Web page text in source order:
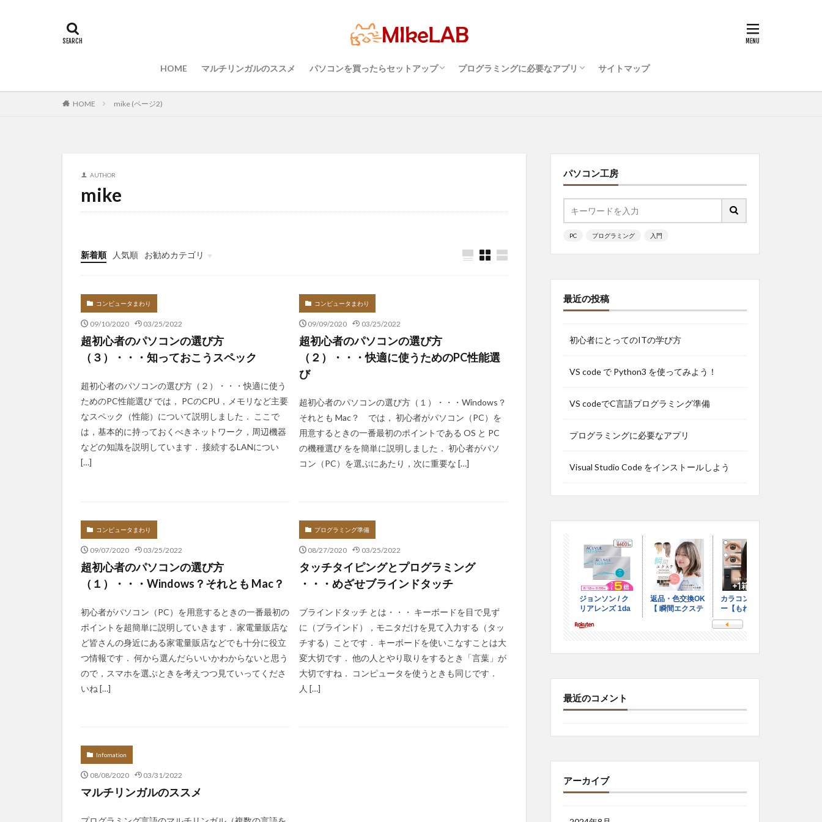
HOME マルチリンガルのススメ パソコンを買ったらセットアップ
超初心者のパソコンの選び方（３）・・・知
超初心者のパソコンの選び方（１）・・・
超初心者のパソコンの選び方（２）・・・快
プログラミングに必要なアプリ
プログラミングを行うためのコンピュータ環
パソコンのセキュリティ対策を行おう
Visual Studio Code をインストールしよう
タッチタイピングとプログラミング ・・・
サイトマップ
HOME mike (ページ2)
AUTHOR
mike
新着順 人気順
お勧めカテゴリ
Infomation
コンピュータまわり
09/10/2020 03/25/2022
超初心者のパソコンの選び方
（３）・・・知っておこうスペック
超初心者のパソコンの選び方（２）・・・快適に使う
ためのPC性能選び では， PCのCPU，メモリなど主要
なスペック（性能）について説明しました． ここで
は，基本的に持っておくべきネットワーク，周辺機器
などの知識を説明しています． 接続するLANについ
[…]
コンピュータまわり
09/09/2020 03/25/2022
超初心者のパソコンの選び方
（２）・・・快適に使うためのPC性能選
び
超初心者のパソコンの選び方（１）・・・Windows？
それとも Mac？ では， 初心者がパソコン（PC）を
用意するときの一番最初のポイントである OS と PC
の機種選び をを簡単に説明しました． 初心者がパソ
コン（PC）を選ぶにあたり，次に重要な […]
コンピュータまわり
09/07/2020 03/25/2022
超初心者のパソコンの選び方
（１）・・・Windows？それとも Mac？
初心者がパソコン（PC）を用意するときの一番最初の
ポイントを超簡単に説明していきます． 家電量販店な
ど皆さんの身近にある家電量販店などでも十分に役立
つ情報です． 何から選んだらいいかわからないと思う
ので，スマホを選ぶときを考えつつ見ていってくださ
いね […]
プログラミング準備
08/27/2020 03/25/2022
タッチタイピングとプログラミング
・・・めざせブラインドタッチ
ブラインドタッチ とは・・・ キーボードを目で見ず
に（ブラインド），モニタだけを見て入力する（タッ
チする）ことです． キーボードを使いこなすことは大
変大切です． 他の人とやり取りをするとき「言葉」が
大切ですね． コンピュータを使うときも同じです．
人 […]
Infomation
08/08/2020 03/31/2022
マルチリンガルのススメ
パソコン工房
PC プログラミング 入門
最近の投稿
初心者にとってのITの学び方
VS code で Python3 を使ってみよう！
VS codeでC言語プログラミング準備
プログラミングに必要なアプリ
Visual Studio Code をインストールしよう
最近のコメント
アーカイブ
っておこうスペック
Windows？それとも Mac？
適に使うためのPC性能選び 境
めざせブラインドタッチ
どれがいい 選ぶ PCセットアップ